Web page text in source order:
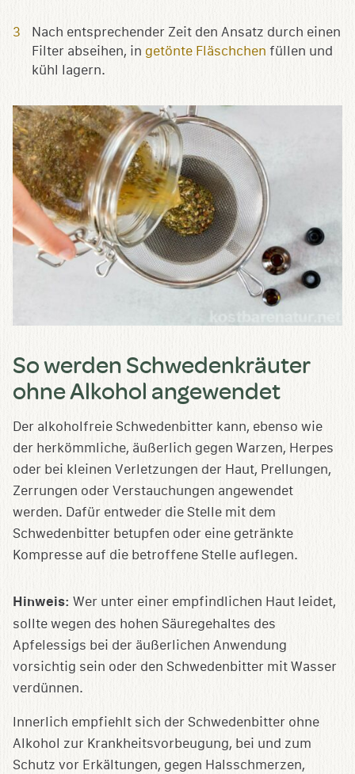
Nach entsprechender Zeit den Ansatz durch einen
Filter abseihen, in getönte Fläschchen füllen und
kühl lagern.
So werden Schwedenkräuter
ohne Alkohol angewendet
Der alkoholfreie Schwedenbitter kann, ebenso wie
der herkömmliche, äußerlich gegen Warzen, Herpes
oder bei kleinen Verletzungen der Haut, Prellungen,
Zerrungen oder Verstauchungen angewendet
werden. Dafür entweder die Stelle mit dem
Schwedenbitter betupfen oder eine getränkte
Kompresse auf die betroffene Stelle auflegen.
Hinweis: Wer unter einer empfindlichen Haut leidet,
sollte wegen des hohen Säuregehaltes des
Apfelessigs bei der äußerlichen Anwendung
vorsichtig sein oder den Schwedenbitter mit Wasser
verdünnen.
Innerlich empfiehlt sich der Schwedenbitter ohne
Alkohol zur Krankheitsvorbeugung, bei und zum
Schutz vor Erkältungen, gegen Halsschmerzen,